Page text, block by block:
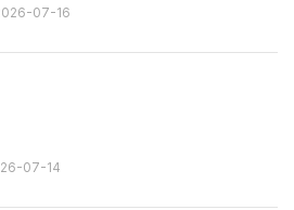
07-16
07-14